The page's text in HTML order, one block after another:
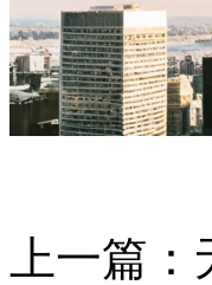
上一篇：